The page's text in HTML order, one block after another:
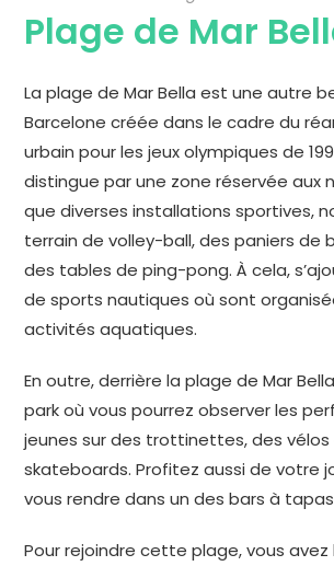
Plage de Mar
La plage de Mar Bella est une autre
Barcelone créée dans le cadre du
urbain pour les jeux olympiques de
distingue par une zone réservée aux
que diverses installations sportives,
terrain de volley-ball, des paniers de
des tables de ping-pong. À cela,
de sports nautiques où sont
activités aquatiques.
En outre, derrière la plage de Mar
park où vous pourrez observer les
jeunes sur des trottinettes, des
skateboards. Profitez aussi de votre
vous rendre dans un des bars à
Pour rejoindre cette plage, vous avez